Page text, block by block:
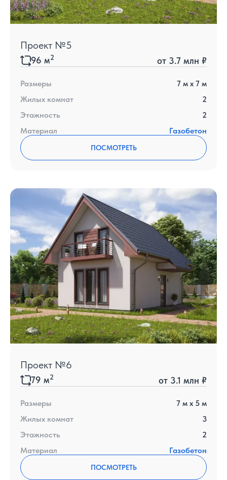
Проект №5
96 м2 от 3.7 млн ₽
Размеры 7 м x 7 м
Жилых комнат
2
Этажность
2
Материал
Газобетон
ПОСМОТРЕТЬ
Проект №6
79 м2 от 3.1 млн ₽
Размеры 7 м x 5 м
Жилых комнат
3
Этажность
2
Материал
Газобетон
ПОСМОТРЕТЬ